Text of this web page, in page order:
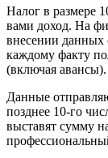
Налог в размере
вами доход. На
внесении данных
каждому факту
(включая авансы).
Данные
позднее 10-го
выставят сумму